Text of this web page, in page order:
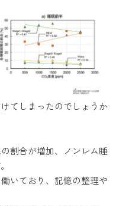
てしまったのでしょうか
割合が増加、ノンレム睡
いており、記憶の整理や